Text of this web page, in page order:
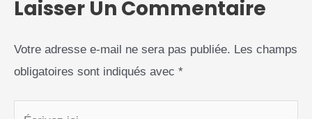
Laisser Un Commentaire
Votre adresse e-mail ne sera pas publiée. Les champs
obligatoires sont indiqués avec *